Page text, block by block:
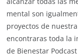
mental son
proyectos de
encontraras toda la
de Bienestar